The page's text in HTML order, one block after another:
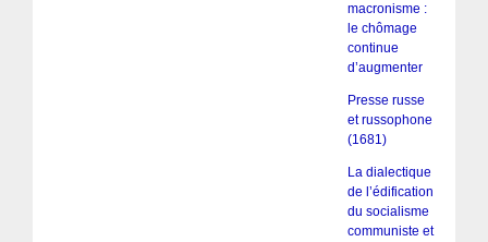
macronisme :
le chômage
continue
d’augmenter
Presse russe
et russophone
(1681)
La dialectique
de l’édification
du socialisme
communiste et